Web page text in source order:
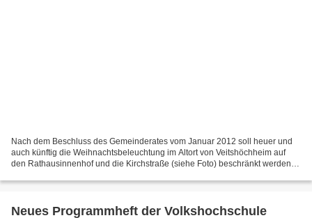
Nach dem Beschluss des Gemeinderates vom Januar 2012 soll heuer und
auch künftig die Weihnachtsbeleuchtung im Altort von Veitshöchheim auf
den Rathausinnenhof und die Kirchstraße (siehe Foto) beschränkt werden
Neues Programmheft der Volkshochschule